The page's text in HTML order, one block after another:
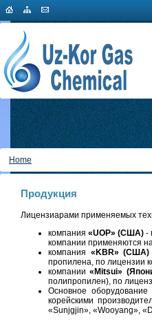
Home
Продукция
Лицензиарами применяемых
компания«UOP» (США) -
компании применяются
компания «KBR» (США)
пропилена, по лицензии
компании«Mitsui»
полипропилен), по
Основное оборудование
корейскими
«Sunjgjin», «Wooyang»,